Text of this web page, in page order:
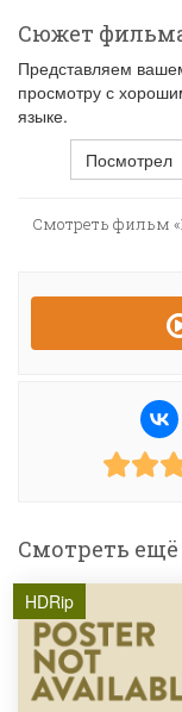
Сюжет
Представляем
просмотру с
языке.
Посмотрел
Смотреть фильм
Смотреть ещё
HDRip